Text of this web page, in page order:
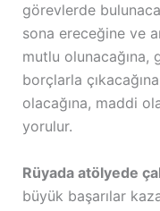
görevlerde
sona ereceğine ve
mutlu
borçlarla
olacağına, maddi
yorulur.
Rüyada atölyede
büyük başarılar